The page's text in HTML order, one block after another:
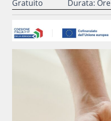
Gratuito Durata: Ore